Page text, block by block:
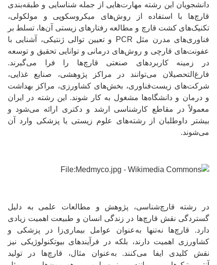
دانشجویان این رشته مهارت‌هایی از جمله شناسایی و طبقه‌بندی
قارچ‌ها با استفاده از روش‌های میکروسکوپی و مولکولی،
تکنیک‌های کشت قارچ و مطالعه رفتارهای زیستی آن‌ها، تسلط بر
فناوری‌های مدرن مثل PCR و تعیین توالی ژنتیکی، آشنایی با
عفونت‌های قارچی و روش‌های درمانی و توانایی تحقیق و توسعه
در زمینه کاربردهای صنعتی قارچ‌ها را فرا می‌گیرند.
فارغ‌التحصیلان می‌توانند در مراکز پژوهشی، صنایع غذایی،
شرکت‌های زیست‌فناوری، بخش‌های کشاورزی، مراکز بهداشت
و درمان و دانشگاه‌ها مشغول به کار شوند. این رشته در ایران
معمولاً در مقاطع کارشناسی ارشد و دکتری ارائه می‌شود و
بیشتر داوطلبان از رشته‌های علوم زیستی یا پزشکی وارد آن
می‌شوند.
در رشته قارچ‌شناسی، پژوهش و مطالعات علمی به دلیل
گستردگی نقش قارچ‌ها در زندگی انسان و طبیعت اهمیت زیادی
دارد. قارچ‌ها نه‌تنها به‌عنوان عوامل بیماری‌زا در پزشکی و
کشاورزی اهمیت دارند، بلکه در فرآیندهای بیوتکنولوژیکی نیز
نقش کلیدی ایفا می‌کنند. به‌عنوان مثال، قارچ‌ها در تولید